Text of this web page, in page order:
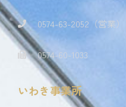
0574-63-2052（営業）
0574-60-1033
いわき事業所